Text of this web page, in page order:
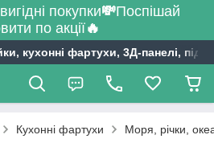
покупки💸Поспішай
по акції🔥
кухонні фартухи, 3Д-панелі,
Кухонні фартухи Моря, річки,